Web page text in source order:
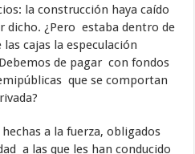
la construcción haya caído
dicho. ¿Pero estaba dentro de
cajas la especulación
de pagar con fondos
que se comportan
a la fuerza, obligados
a las que les han conducido